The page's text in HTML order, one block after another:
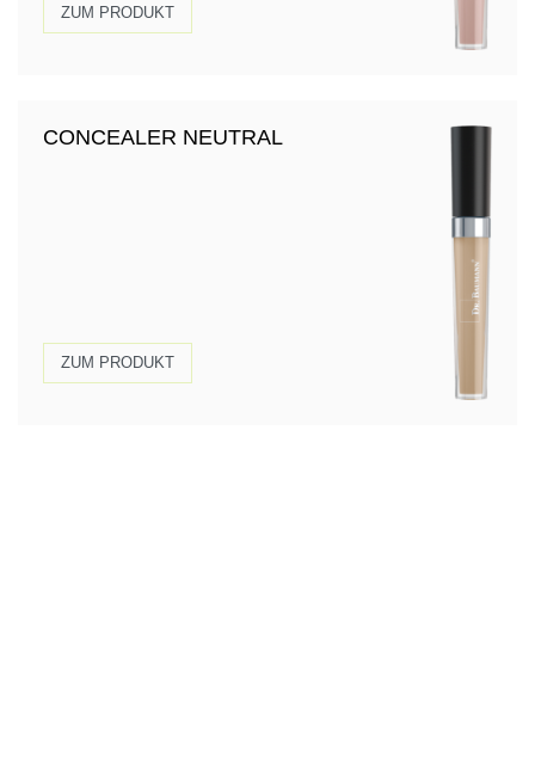
ZUM PRODUKT
CONCEALER NEUTRAL
ZUM PRODUKT